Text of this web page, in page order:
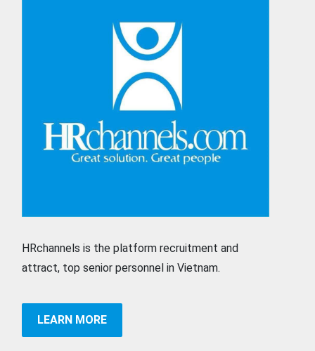
HRchannels is the platform recruitment and
attract, top senior personnel in Vietnam.
LEARN MORE